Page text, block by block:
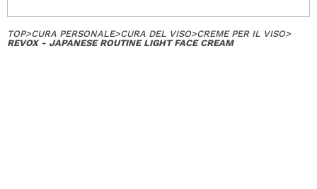
TOP>CURA PERSONALE>CURA DEL VISO>CREME PER IL VISO>
REVOX - JAPANESE ROUTINE LIGHT FACE CREAM